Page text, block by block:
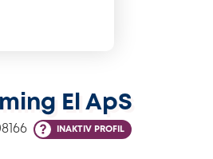
El ApS
INAKTIV PROFIL